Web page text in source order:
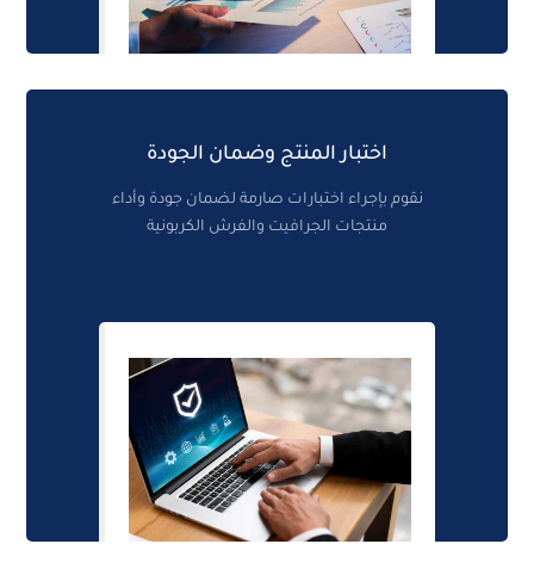
اختبار المنتج وضمان الجودة
نقوم بإجراء اختبارات صارمة لضمان جودة وأداء
منتجات الجرافيت والفرش الكربونية